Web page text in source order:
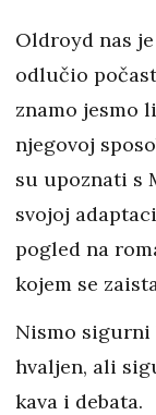
Oldroyd nas
odlučio
znamo jesmo
njegovoj
su upoznati s
svojoj
pogled na
kojem se
Nismo
hvaljen, ali
kava i debata.